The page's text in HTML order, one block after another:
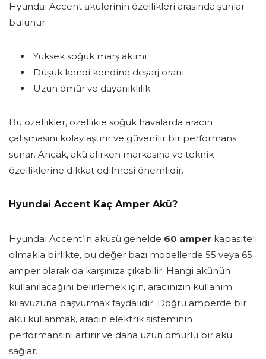
Hyundai Accent akülerinin özellikleri arasında şunlar
bulunur:
Yüksek soğuk marş akımı
Düşük kendi kendine deşarj oranı
Uzun ömür ve dayanıklılık
Bu özellikler, özellikle soğuk havalarda aracın
çalışmasını kolaylaştırır ve güvenilir bir performans
sunar. Ancak, akü alırken markasına ve teknik
özelliklerine dikkat edilmesi önemlidir.
Hyundai Accent Kaç Amper Akü?
Hyundai Accent’in aküsü genelde 60 amper kapasiteli
olmakla birlikte, bu değer bazı modellerde 55 veya 65
amper olarak da karşınıza çıkabilir. Hangi akünün
kullanılacağını belirlemek için, aracınızın kullanım
kılavuzuna başvurmak faydalıdır. Doğru amperde bir
akü kullanmak, aracın elektrik sisteminin
performansını artırır ve daha uzun ömürlü bir akü
sağlar.